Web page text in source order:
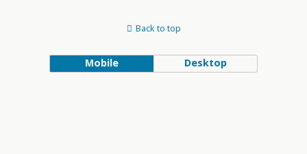
Back to top
Mobile Desktop